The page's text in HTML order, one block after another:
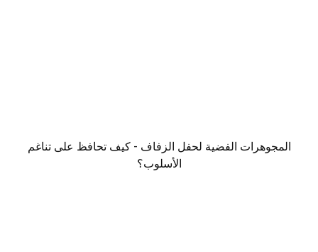
المجوهرات الفضية لحفل الزفاف - كيف تحافظ على تناغم
الأسلوب؟